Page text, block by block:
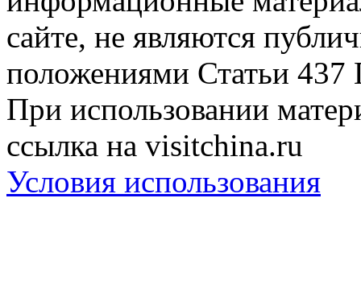
сайте, не являются
положениями Статьи 437
При использовании
ссылка на visitchina.ru
Условия использования